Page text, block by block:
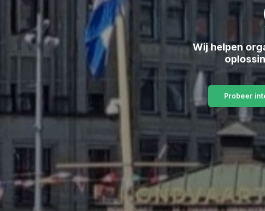
Wij helpen
Probeer